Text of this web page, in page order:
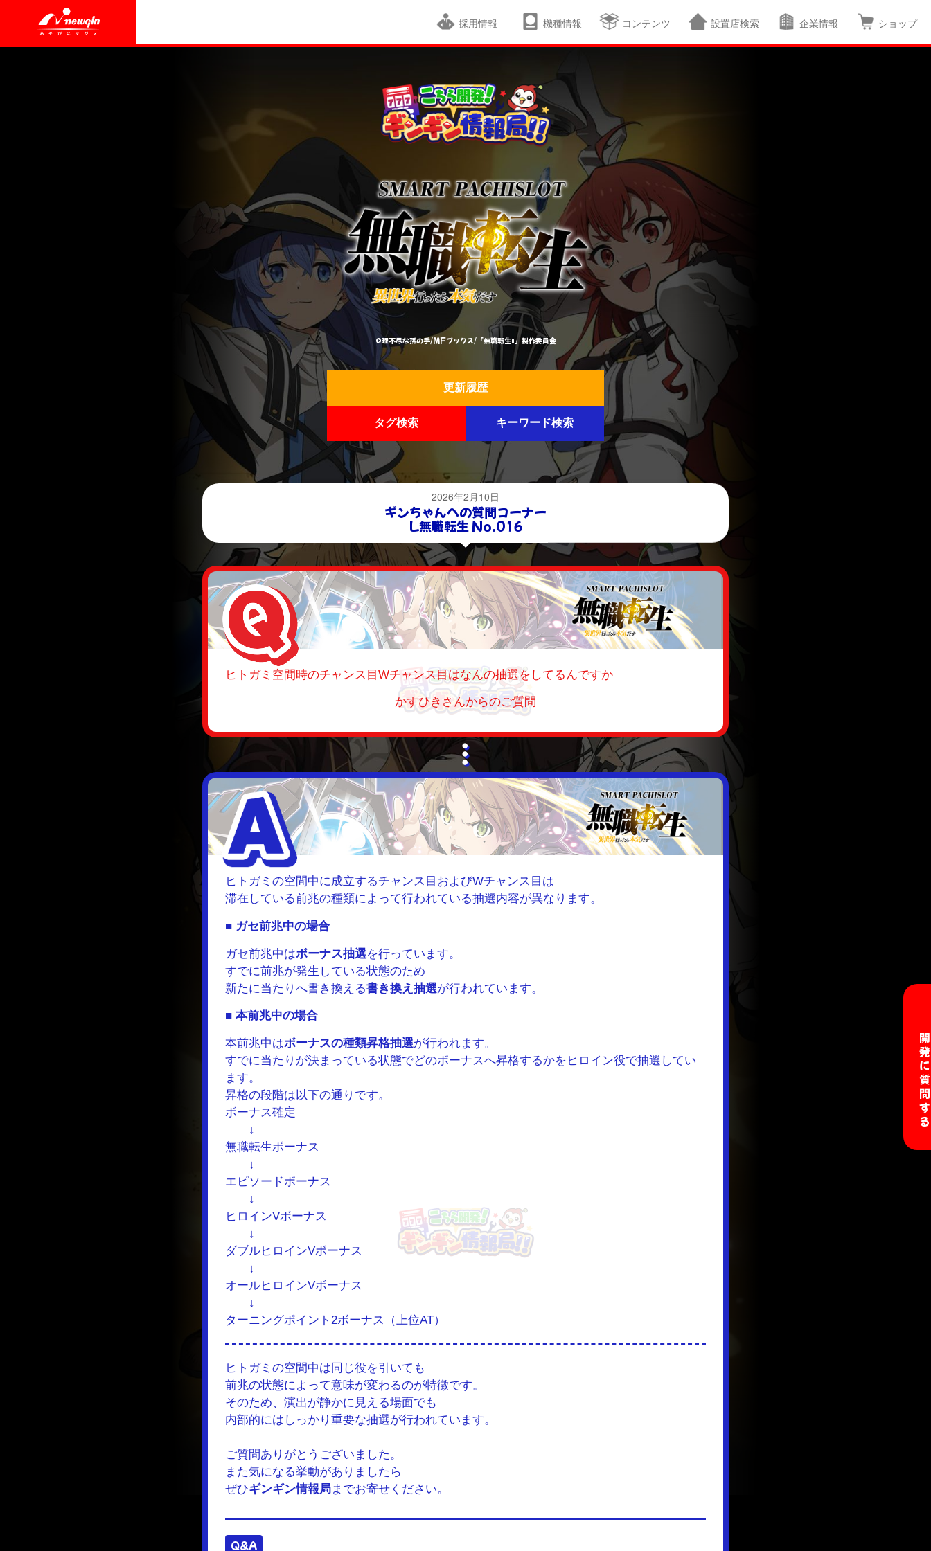
採用情報 機種情報 コンテンツ 設置店検索 企業情報 ショップ
©理不尽な孫の手/MFブックス/「無職転生Ⅱ」製作委員会
更新履歴
タグ検索 キーワード検索
2026年2月10日
ギンちゃんへの質問コーナー
L無職転生 No.016
ヒトガミ空間時のチャンス目Wチャンス目はなんの抽選をしてるんですか
かすひきさんからのご質問
ヒトガミの空間中に成立するチャンス目およびWチャンス目は
滞在している前兆の種類によって行われている抽選内容が異なります。
■ ガセ前兆中の場合
ガセ前兆中はボーナス抽選を行っています。
すでに前兆が発生している状態のため
新たに当たりへ書き換える書き換え抽選が行われています。
■ 本前兆中の場合
本前兆中はボーナスの種類昇格抽選が行われます。
すでに当たりが決まっている状態でどのボーナスへ昇格するかをヒロイン役で抽選してい
ます。
昇格の段階は以下の通りです。
ボーナス確定
↓
無職転生ボーナス
↓
エピソードボーナス
↓
ヒロインVボーナス
↓
ダブルヒロインVボーナス
↓
オールヒロインVボーナス
↓
ターニングポイント2ボーナス（上位AT）
ヒトガミの空間中は同じ役を引いても
前兆の状態によって意味が変わるのが特徴です。
そのため、演出が静かに見える場面でも
内部的にはしっかり重要な抽選が行われています。
ご質問ありがとうございました。
また気になる挙動がありましたら
ぜひギンギン情報局までお寄せください。
Q&A
開発に